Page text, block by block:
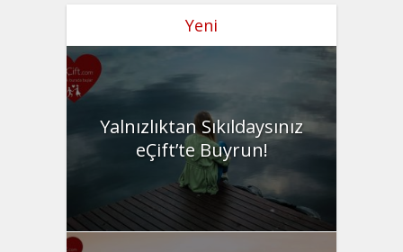
Yeni
Yalnızlıktan Sıkıldaysınız
eÇift’te Buyrun!